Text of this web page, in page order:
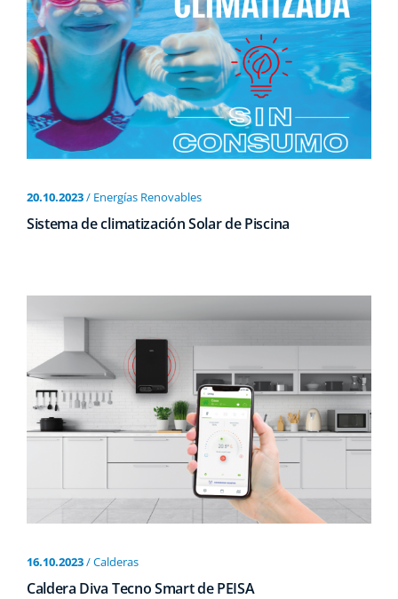
20.10.2023/ Energías Renovables
Sistema de climatización Solar de Piscina
16.10.2023/ Calderas
Caldera Diva Tecno Smart de PEISA